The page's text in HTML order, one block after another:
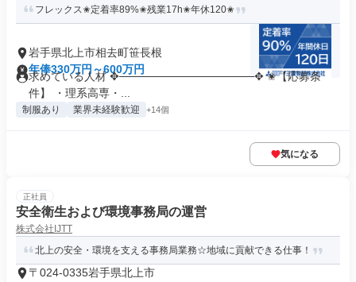
フレックス✬​​​定着率89%✬​残業17h✬年休120✬​
岩手県北上市相去町笹長根
年俸330万円～600万円
求めている人材 ✥─────────────────✥ ✬【応募条
件】 ・理系高専・...
制服あり 業界未経験歓迎 +14個
気になる
正社員
安全衛生および環境事務局の運営
株式会社IJTT
北上の安全・環境を支える事務局業務☆地域に貢献できる仕事！
〒024-0335岩手県北上市